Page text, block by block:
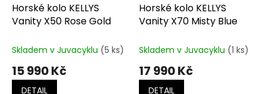
Horské kolo KELLYS
Vanity X50 Rose Gold
Skladem v Juvacyklu (5 ks)
15 990 Kč
DETAIL
Horské kolo KELLYS
Vanity X70 Misty Blue
Skladem v Juvacyklu (1 ks)
17 990 Kč
DETAIL